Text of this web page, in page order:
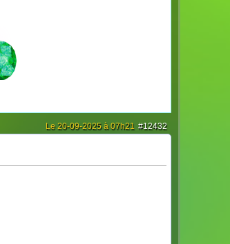
#12432
Le 20-09-2025 à 07h21